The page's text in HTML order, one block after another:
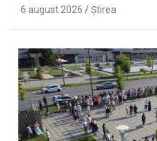
6 august 2026 Ştirea